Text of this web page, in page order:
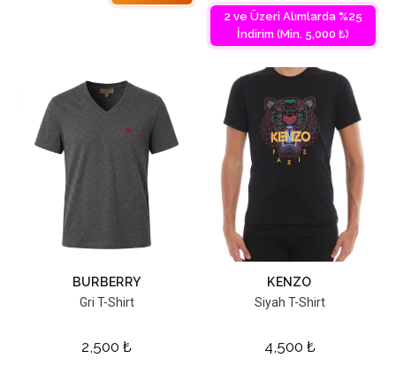
2 ve Üzeri Alımlarda %25
İndirim (Min. 5,000 ₺)
BURBERRY
Gri T-Shirt
2,500 ₺
KENZO
Siyah T-Shirt
4,500 ₺